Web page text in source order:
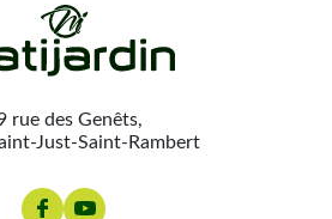
rue des Genêts,
Just-Saint-Rambert